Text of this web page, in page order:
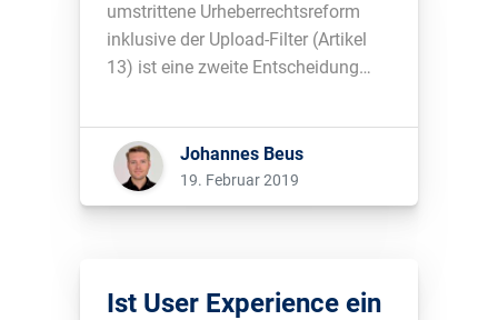
umstrittene Urheberrechtsreform
inklusive der Upload-Filter (Artikel
13) ist eine zweite Entscheidung
möchte Plattformen künftig stärker
regulieren....Johannes Beus
19. Februar 2019
Ist User Experience ein